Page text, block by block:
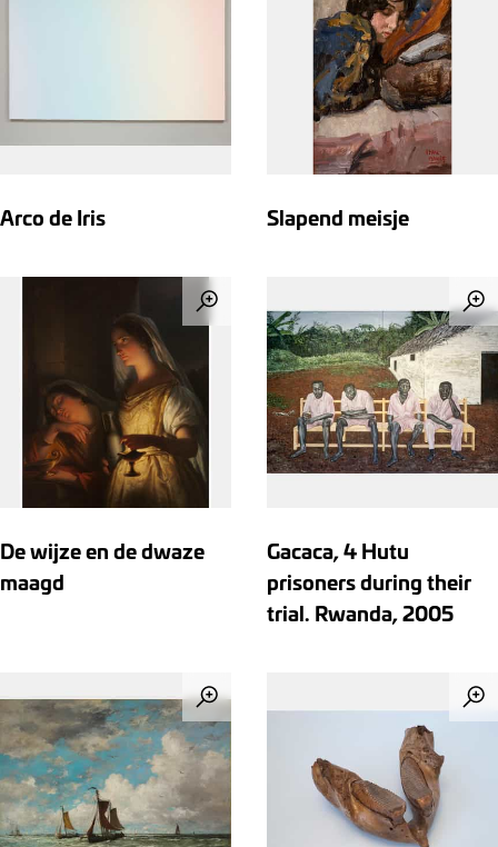
Arco de Iris Slapend meisje
De wijze en de dwaze
maagd
Gacaca, 4 Hutu
prisoners during their
trial. Rwanda, 2005